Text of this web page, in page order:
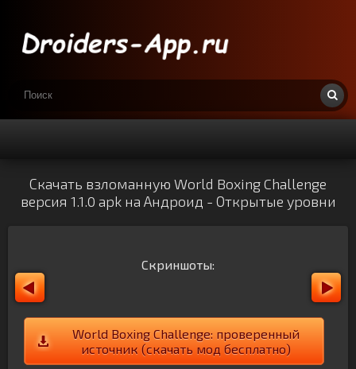
Скачать взломанную World Boxing Challenge
версия 1.1.0 apk на Андроид - Открытые уровни
Скриншоты:
World Boxing Challenge: проверенный
источник (скачать мод бесплатно)